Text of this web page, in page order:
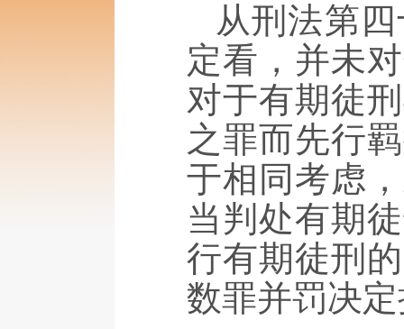
从刑法第
定看，并未
对于有期徒
之罪而先行
于相同考虑
当判处有期
行有期徒刑
数罪并罚决